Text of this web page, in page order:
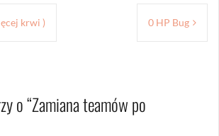
krwi ) 0 HP Bug
o “Zamiana teamów po